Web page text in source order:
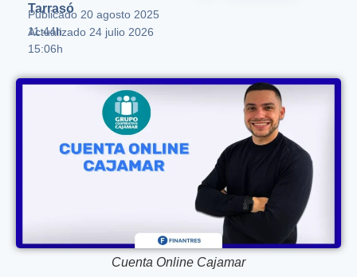
Tarrasó
Publicado 20 agosto 2025
11:44h
Actualizado 24 julio 2026
15:06h
Cuenta Online Cajamar